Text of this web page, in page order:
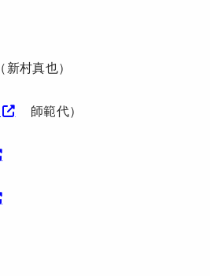
（新村真也）
師範代）